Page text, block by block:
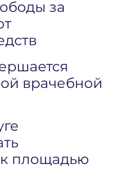
за
врачебной
площадью